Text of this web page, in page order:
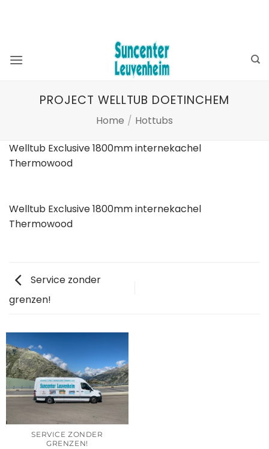
PROJECT WELLTUB DOETINCHEM
Home / Hottubs
Welltub Exclusive 1800mm internekachel
Thermowood
Welltub Exclusive 1800mm internekachel
Thermowood
Service zonder
grenzen!
SERVICE ZONDER
GRENZEN!